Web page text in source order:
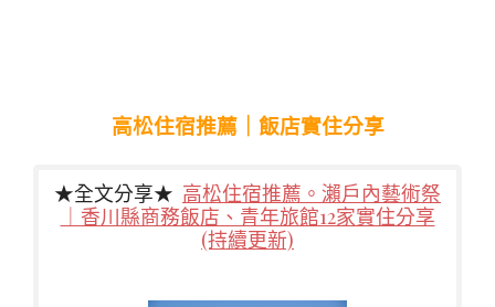
高松住宿推薦｜飯店實住分享
★全文分享★ 高松住宿推薦。瀨戶內藝術祭
｜香川縣商務飯店、青年旅館12家實住分享
(持續更新)